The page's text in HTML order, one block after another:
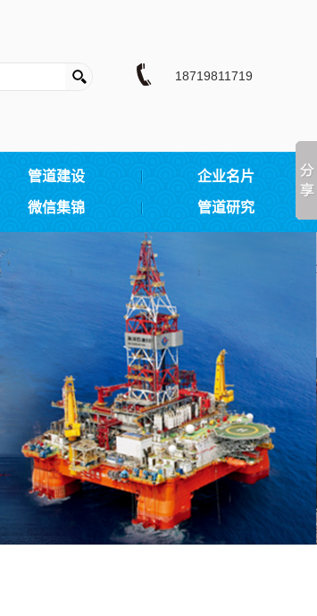
18719811719
管道建设 企业名片
微信集锦 管道研究